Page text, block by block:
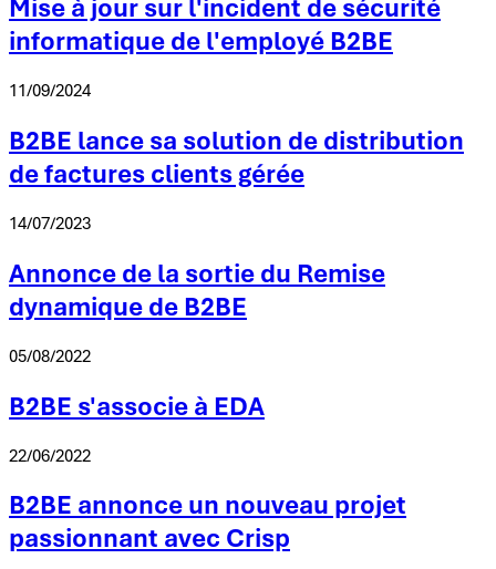
Mise à jour sur l'incident de sécurité
informatique de l'employé B2BE
11/09/2024
B2BE lance sa solution de distribution
de factures clients gérée
14/07/2023
Annonce de la sortie du Remise
dynamique de B2BE
05/08/2022
B2BE s'associe à EDA
22/06/2022
B2BE annonce un nouveau projet
passionnant avec Crisp